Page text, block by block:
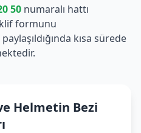
50 numaralı hattı
formunu
kısa sürede
Helmetin Bezi